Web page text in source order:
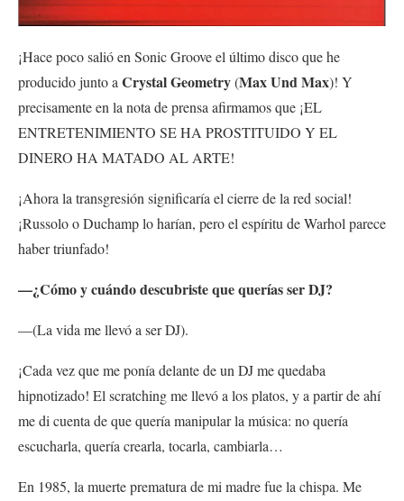
¡Hace poco salió en Sonic Groove el último disco que he
producido junto aCrystal Geometry(Max Und Max)! Y
precisamente en la nota de prensa afirmamos que ¡EL
ENTRETENIMIENTO SE HA PROSTITUIDO Y EL
DINERO HA MATADO AL ARTE!
¡Ahora la transgresión significaría el cierre de la red social!
¡Russolo o Duchamp lo harían, pero el espíritu de Warhol parece
haber triunfado!
—¿Cómo y cuándo descubriste que querías ser DJ?
—(La vida me llevó a ser DJ).
¡Cada vez que me ponía delante de un DJ me quedaba
hipnotizado! El scratching me llevó a los platos, y a partir de ahí
me di cuenta de que quería manipular la música: no quería
escucharla, quería crearla, tocarla, cambiarla…
En 1985, la muerte prematura de mi madre fue la chispa. Me